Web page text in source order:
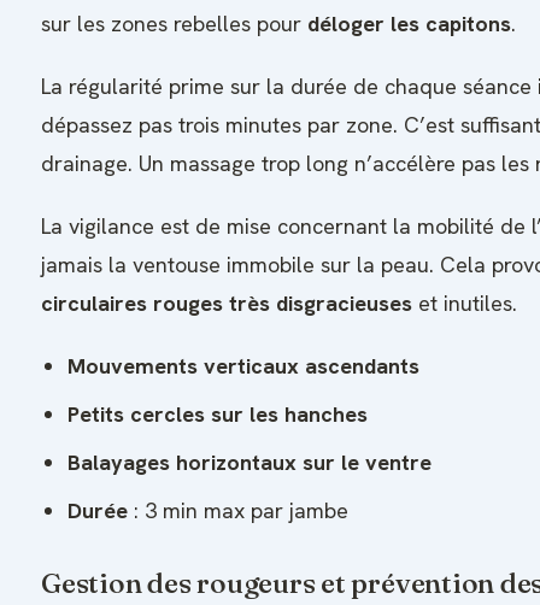
sur les zones rebelles pour déloger les capitons.
La régularité prime sur la durée de chaque
dépassez pas trois minutes par zone. C’est
drainage. Un massage trop long n’accélère pas les
La vigilance est de mise concernant la mobilité de
jamais la ventouse immobile sur la peau. Cela
circulaires rouges très disgracieuses et inutiles.
Mouvements verticaux ascendants
Petits cercles sur les hanches
Balayages horizontaux sur le ventre
Durée : 3 min max par jambe
Gestion des rougeurs et prévention